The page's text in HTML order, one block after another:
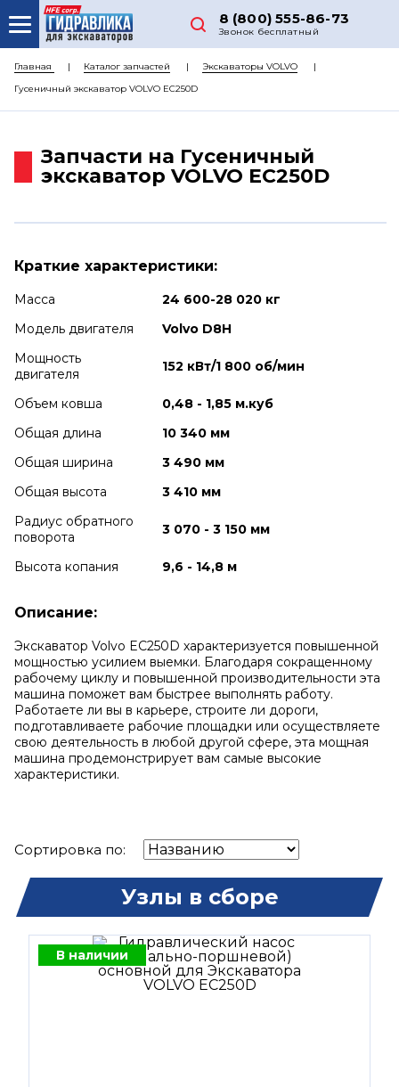
8 (800) 555-86-73
Звонок бесплатный
О НАС
КАТАЛОГ ЗАПЧАСТЕЙ
ДОСТАВКА
Главная Каталог запчастей
Экскаваторы VOLVO
Гусеничный экскаватор VOLVO EC250D
Запчасти на Гусеничный
экскаватор VOLVO EC250D
Краткие характеристики:
Масса
24 600-28 020 кг
Модель двигателя
Volvo D8H
Мощность
двигателя
152 кВт/1 800 об/мин
Объем ковша
0,48 - 1,85 м.куб
Общая длина
10 340 мм
Общая ширина
3 490 мм
Общая высота
3 410 мм
Радиус обратного
поворота
3 070 - 3 150 мм
Высота копания 9,6 - 14,8 м
Описание:
Экскаватор Volvo EC250D характеризуется повышенной
мощностью усилием выемки. Благодаря сокращенному
рабочему циклу и повышенной производительности эта
машина поможет вам быстрее выполнять работу.
Работаете ли вы в карьере, строите ли дороги,
подготавливаете рабочие площадки или осуществляете
свою деятельность в любой другой сфере, эта мощная
машина продемонстрирует вам самые высокие
характеристики.
Сортировка по:
Узлы в сборе
В наличии